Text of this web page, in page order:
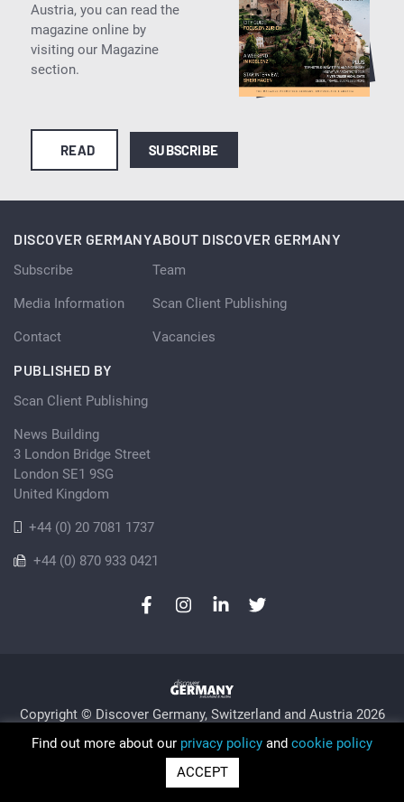
Austria, you can read the
magazine online by
visiting our Magazine
section.
READ SUBSCRIBE
DISCOVER GERMANY
Subscribe
Media Information
Contact
ABOUT DISCOVER GERMANY
Team
Scan Client Publishing
Vacancies
PUBLISHED BY
Scan Client Publishing
News Building
3 London Bridge Street
London SE1 9SG
United Kingdom
+44 (0) 20 7081 1737
+44 (0) 870 933 0421
Copyright © Discover Germany, Switzerland and Austria 2026
Privacy Policy
Sitemap
Trading as Discover Germany and Scan Client Publishing •
Registered in England and Wales No. 06579237
Find out more about our privacy policy and cookie policy
ACCEPT